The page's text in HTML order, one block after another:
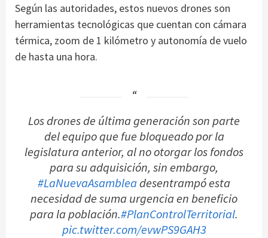
Según las autoridades, estos nuevos drones son
herramientas tecnológicas que cuentan con cámara
térmica, zoom de 1 kilómetro y autonomía de vuelo
de hasta una hora.
Los drones de última generación son parte
del equipo que fue bloqueado por la
legislatura anterior, al no otorgar los fondos
para su adquisición, sin embargo,
#LaNuevaAsambleadesentrampó esta
necesidad de suma urgencia en beneficio
para la población.#PlanControlTerritorial.
pic.twitter.com/evwPS9GAH3